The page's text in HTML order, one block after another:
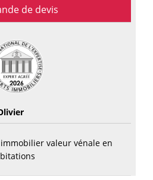
de devis
valeur vénale en